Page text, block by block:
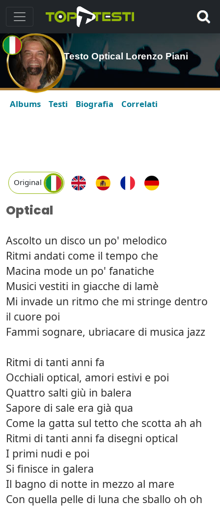
Testo Optical Lorenzo Piani
Albums Testi Biografia Correlati
Original
Optical
Ascolto un disco un po' melodico
Ritmi andati come il tempo che
Macina mode un po' fanatiche
Musici vestiti in giacche di lamè
Mi invade un ritmo che mi stringe dentro
il cuore poi
Fammi sognare, ubriacare di musica jazz
Ritmi di tanti anni fa
Occhiali optical, amori estivi e poi
Quattro salti giù in balera
Sapore di sale era già qua
Come la gatta sul tetto che scotta ah ah
Ritmi di tanti anni fa disegni optical
I primi nudi e poi
Si finisce in galera
Il bagno di notte in mezzo al mare
Con quella pelle di luna che sballo oh oh